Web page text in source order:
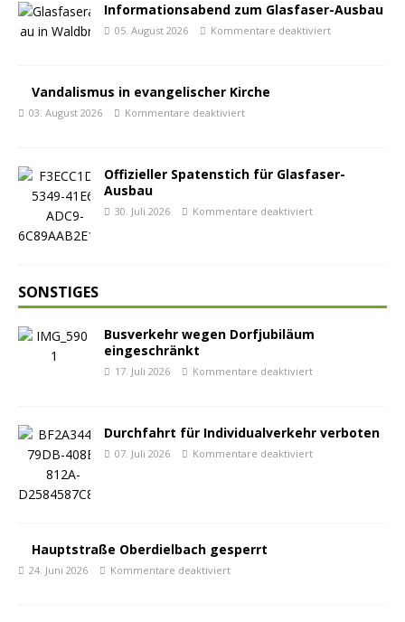
Informationsabend zum Glasfaser-Ausbau
05. August 2026 Kommentare deaktiviert
Vandalismus in evangelischer Kirche
03. August 2026 Kommentare deaktiviert
Offizieller Spatenstich für Glasfaser-
Ausbau
30. Juli 2026 Kommentare deaktiviert
SONSTIGES
Busverkehr wegen Dorfjubiläum
eingeschränkt
17. Juli 2026 Kommentare deaktiviert
Durchfahrt für Individualverkehr verboten
07. Juli 2026 Kommentare deaktiviert
Hauptstraße Oberdielbach gesperrt
24. Juni 2026 Kommentare deaktiviert